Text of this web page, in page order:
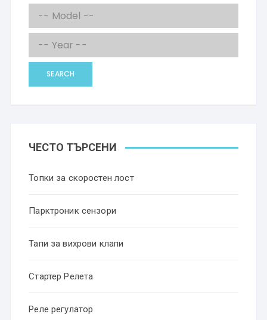
SEARCH
ЧЕСТО ТЪРСЕНИ
Топки за скоростен лост
Парктроник сензори
Тапи за вихрови клапи
Стартер Релета
Реле регулатор